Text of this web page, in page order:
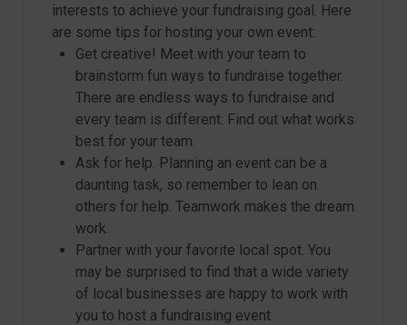
interests to achieve your fundraising goal. Here
are some tips for hosting your own event:
Get creative! Meet with your team to
brainstorm fun ways to fundraise together.
There are endless ways to fundraise and
every team is different. Find out what works
best for your team.
Ask for help. Planning an event can be a
daunting task, so remember to lean on
others for help. Teamwork makes the dream
work.
Partner with your favorite local spot. You
may be surprised to find that a wide variety
of local businesses are happy to work with
you to host a fundraising event.